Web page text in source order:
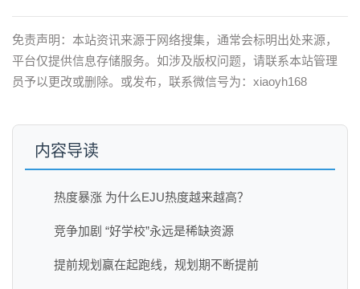
免责声明：本站资讯来源于网络搜集，通常会标明出处来源，
平台仅提供信息存储服务。如涉及版权问题，请联系本站管理
员予以更改或删除。或发布，联系微信号为：xiaoyh168
内容导读
热度暴涨 为什么EJU热度越来越高？
竞争加剧 “好学校”永远是稀缺资源
提前规划赢在起跑线，规划期不断提前